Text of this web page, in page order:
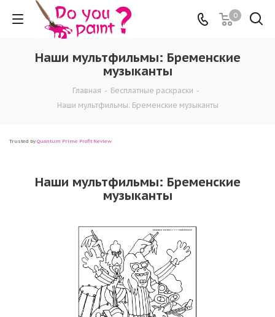
0
Наши мультфильмы: Бременские
музыканты
Главная - Бесплатные раскраски -
Наши мультфильмы: Бременские музыканты
Trusted by Quantum Prime Profit Review
Наши мультфильмы: Бременские
музыканты